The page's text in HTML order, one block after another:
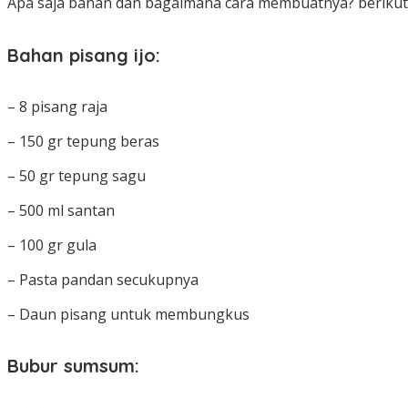
Bahan pisang ijo:
– 8 pisang raja
– 150 gr tepung beras
– 50 gr tepung sagu
– 500 ml santan
– 100 gr gula
– Pasta pandan secukupnya
– Daun pisang untuk membungkus
Bubur sumsum: